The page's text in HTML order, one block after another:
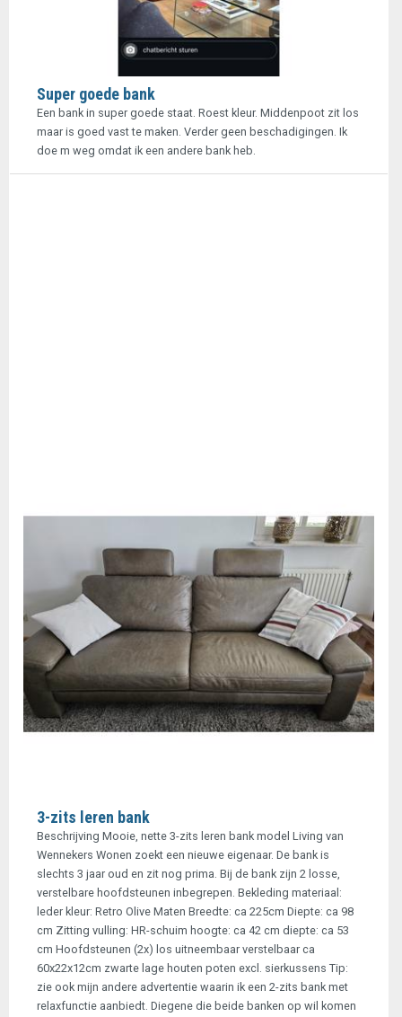
Super goede bank
Een bank in super goede staat. Roest kleur. Middenpoot zit los
maar is goed vast te maken. Verder geen beschadigingen. Ik
doe m weg omdat ik een andere bank heb.
3-zits leren bank
Beschrijving Mooie, nette 3-zits leren bank model Living van
Wennekers Wonen zoekt een nieuwe eigenaar. De bank is
slechts 3 jaar oud en zit nog prima. Bij de bank zijn 2 losse,
verstelbare hoofdsteunen inbegrepen. Bekleding materiaal:
leder kleur: Retro Olive Maten Breedte: ca 225cm Diepte: ca 98
cm Zitting vulling: HR-schuim hoogte: ca 42 cm diepte: ca 53
cm Hoofdsteunen (2x) los uitneembaar verstelbaar ca
60x22x12cm zwarte lage houten poten excl. sierkussens Tip:
zie ook mijn andere advertentie waarin ik een 2-zits bank met
relaxfunctie aanbiedt. Diegene die beide banken op wil komen